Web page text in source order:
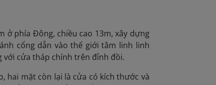
ở phía Đông, chiều cao 13m, xây dựng
cổng dẫn vào thế giới tâm linh linh
với cửa tháp chính trên đỉnh đồi.
hai mặt còn lại là cửa có kích thước và